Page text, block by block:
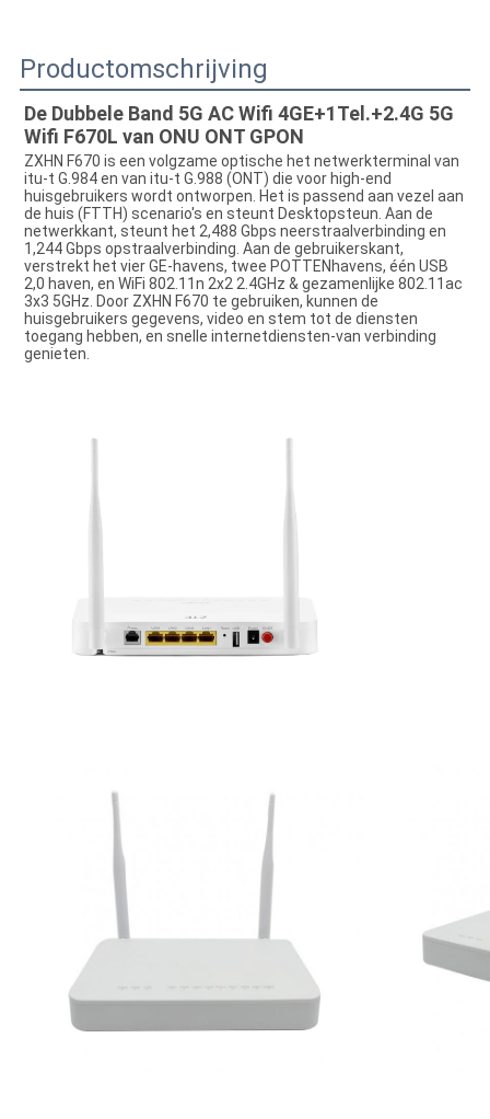
Productomschrijving
De Dubbele Band 5G AC Wifi 4GE+1Tel.+2.4G 5G
Wifi F670L van ONU ONT GPON
ZXHN F670 is een volgzame optische het netwerkterminal van
itu-t G.984 en van itu-t G.988 (ONT) die voor high-end
huisgebruikers wordt ontworpen. Het is passend aan vezel aan
de huis (FTTH) scenario's en steunt Desktopsteun. Aan de
netwerkkant, steunt het 2,488 Gbps neerstraalverbinding en
1,244 Gbps opstraalverbinding. Aan de gebruikerskant,
verstrekt het vier GE-havens, twee POTTENhavens, één USB
2,0 haven, en WiFi 802.11n 2x2 2.4GHz & gezamenlijke 802.11ac
3x3 5GHz. Door ZXHN F670 te gebruiken, kunnen de
huisgebruikers gegevens, video en stem tot de diensten
toegang hebben, en snelle internetdiensten-van verbinding
genieten.